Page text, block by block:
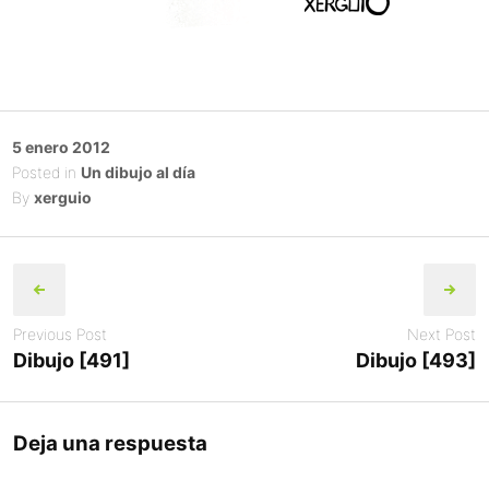
Posted
on
5 enero 2012
Posted in Un dibujo al día
By xerguio
navigation
Previous Post
Dibujo [491]
Next Post
Dibujo [493]
Deja una respuesta